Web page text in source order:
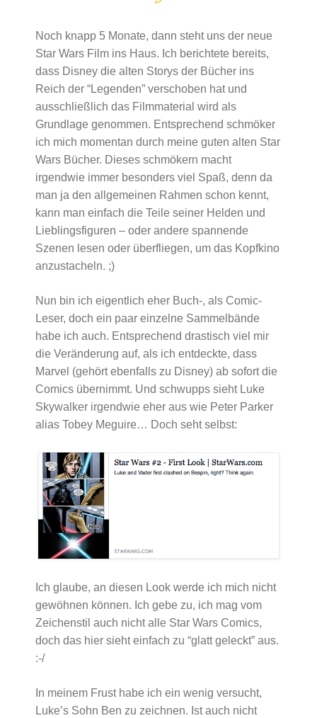
Noch knapp 5 Monate, dann steht uns der neue
Star Wars Film ins Haus. Ich berichtete bereits,
dass Disney die alten Storys der Bücher ins
Reich der “Legenden” verschoben hat und
ausschließlich das Filmmaterial wird als
Grundlage genommen. Entsprechend schmöker
ich mich momentan durch meine guten alten Star
Wars Bücher. Dieses schmökern macht
irgendwie immer besonders viel Spaß, denn da
man ja den allgemeinen Rahmen schon kennt,
kann man einfach die Teile seiner Helden und
Lieblingsfiguren – oder andere spannende
Szenen lesen oder überfliegen, um das Kopfkino
anzustacheln. ;)
Nun bin ich eigentlich eher Buch-, als Comic-
Leser, doch ein paar einzelne Sammelbände
habe ich auch. Entsprechend drastisch viel mir
die Veränderung auf, als ich entdeckte, dass
Marvel (gehört ebenfalls zu Disney) ab sofort die
Comics übernimmt. Und schwupps sieht Luke
Skywalker irgendwie eher aus wie Peter Parker
alias Tobey Meguire… Doch seht selbst:
Ich glaube, an diesen Look werde ich mich nicht
gewöhnen können. Ich gebe zu, ich mag vom
Zeichenstil auch nicht alle Star Wars Comics,
doch das hier sieht einfach zu “glatt geleckt” aus.
:-/
In meinem Frust habe ich ein wenig versucht,
Luke’s Sohn Ben zu zeichnen. Ist auch nicht